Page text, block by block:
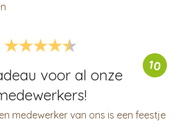
10
voor al onze
medewerker van ons is een feestje